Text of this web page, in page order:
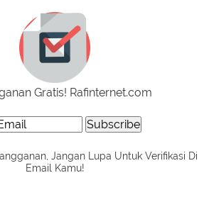
Gratis! Rafinternet.com
Jangan Lupa Untuk Verifikasi Di
Email Kamu!